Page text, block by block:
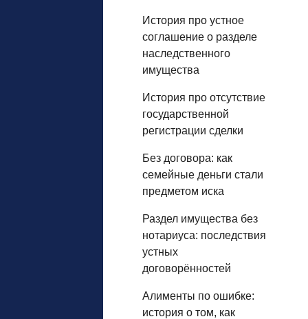
История про устное
соглашение о разделе
наследственного
имущества
История про отсутствие
государственной
регистрации сделки
Без договора: как
семейные деньги стали
предметом иска
Раздел имущества без
нотариуса: последствия
устных
договорённостей
Алименты по ошибке:
история о том, как